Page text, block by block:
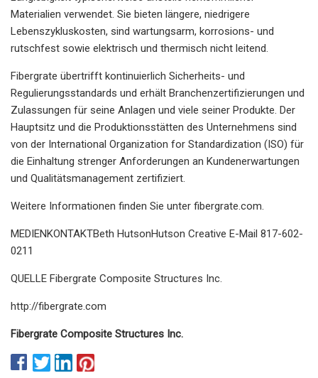
Materialien verwendet. Sie bieten längere, niedrigere
Lebenszykluskosten, sind wartungsarm, korrosions- und
rutschfest sowie elektrisch und thermisch nicht leitend.
Fibergrate übertrifft kontinuierlich Sicherheits- und
Regulierungsstandards und erhält Branchenzertifizierungen und
Zulassungen für seine Anlagen und viele seiner Produkte. Der
Hauptsitz und die Produktionsstätten des Unternehmens sind
von der International Organization for Standardization (ISO) für
die Einhaltung strenger Anforderungen an Kundenerwartungen
und Qualitätsmanagement zertifiziert.
Weitere Informationen finden Sie unter fibergrate.com.
MEDIENKONTAKTBeth HutsonHutson Creative E-Mail 817-602-
0211
QUELLE Fibergrate Composite Structures Inc.
http://fibergrate.com
Fibergrate Composite Structures Inc.